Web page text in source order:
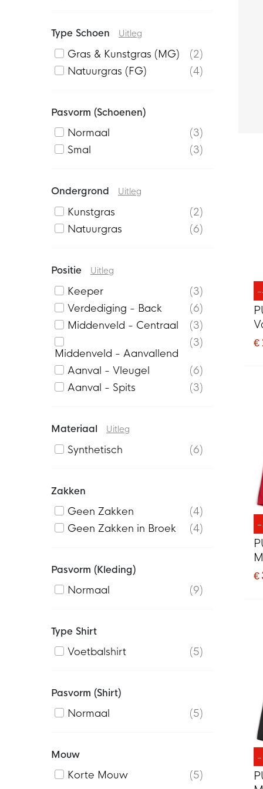
€
€
Type Schoen Uitleg
Gras & Kunstgras (MG)
2
Natuurgras (FG)
4
Pasvorm (schoenen)
Normaal
3
Smal
3
Ondergrond Uitleg
Kunstgras
2
Natuurgras
6
Positie Uitleg
Keeper
3
Verdediging - Back
6
Middenveld - Centraal
3
Middenveld - Aanvallend
3
Aanval - Vleugel
6
Aanval - Spits
3
Materiaal Uitleg
Synthetisch 6
Zakken
Geen Zakken
4
Geen Zakken in Broek
4
Pasvorm (kleding)
Normaal
9
Type Shirt
Voetbalshirt
5
Pasvorm (shirt)
Normaal
5
Mouw
Korte Mouw
5